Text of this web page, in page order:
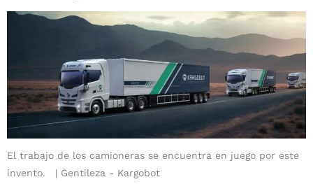
El trabajo de los camioneras se encuentra en juego por este
invento.
Gentileza - Kargobot